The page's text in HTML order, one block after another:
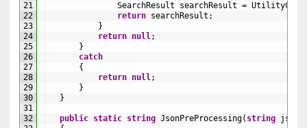
21
22
23
24
25
26
27
28
29
30
31
32
SearchResult searchResult =
return searchResult ;
}
return null ;
}
catch
{
return null ;
}
}
public static string JsonPreProcessing( string